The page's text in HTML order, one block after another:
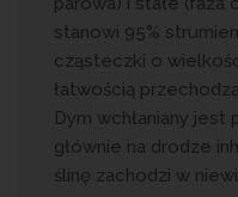
stanowi 95%
cząsteczki o
łatwością
Dym wchłaniany
głównie na drodze
ślinę zachodzi w